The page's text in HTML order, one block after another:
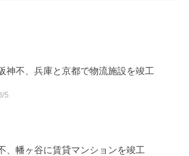
神不、兵庫と京都で物流施設を竣工
5
、幡ヶ谷に賃貸マンションを竣工